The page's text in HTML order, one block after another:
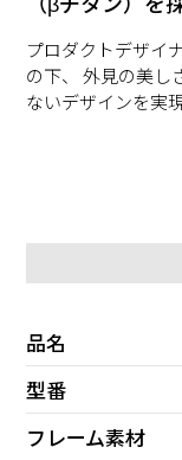
プロダクトデザイ
の下、 外見の美し
ないデザインを実
品名
型番
フレーム素材